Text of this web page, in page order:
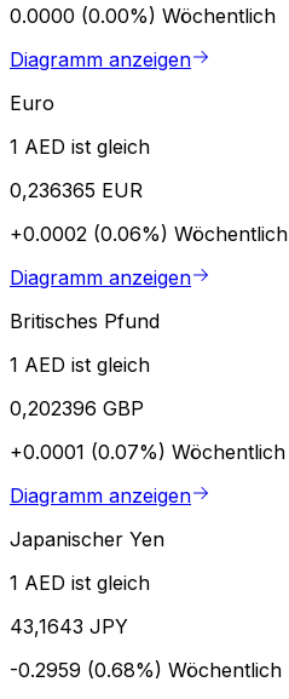
0.0000 (0.00%) Wöchentlich
Diagramm anzeigen
Euro
1 AED ist gleich
0,236365 EUR
+0.0002 (0.06%) Wöchentlich
Diagramm anzeigen
Britisches Pfund
1 AED ist gleich
0,202396 GBP
+0.0001 (0.07%) Wöchentlich
Diagramm anzeigen
Japanischer Yen
1 AED ist gleich
43,1643 JPY
-0.2959 (0.68%) Wöchentlich